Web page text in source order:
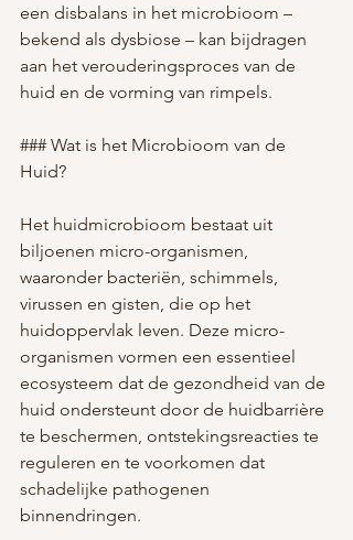
een disbalans in het microbioom –
bekend als dysbiose – kan bijdragen
aan het verouderingsproces van de
huid en de vorming van rimpels.
### Wat is het Microbioom van de
Huid?
Het huidmicrobioom bestaat uit
biljoenen micro-organismen,
waaronder bacteriën, schimmels,
virussen en gisten, die op het
huidoppervlak leven. Deze micro-
organismen vormen een essentieel
ecosysteem dat de gezondheid van de
huid ondersteunt door de huidbarrière
te beschermen, ontstekingsreacties te
reguleren en te voorkomen dat
schadelijke pathogenen
binnendringen.